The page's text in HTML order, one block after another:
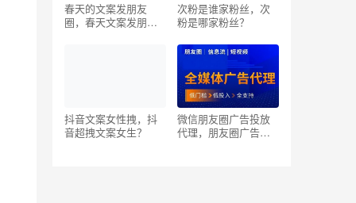
春天的文案发朋友
圈，春天文案发朋友
次粉是谁家粉丝，次
粉是哪家粉丝？
抖音文案女性拽，抖
音超拽文案女生？
微信朋友圈广告投放
代理，朋友圈广告投